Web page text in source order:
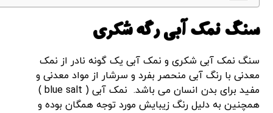
سنگ نمک آبی رگه شکری
سنگ نمک آبی شکری و نمک آبی یک گونه نادر از نمک
معدنی با رنگ آبی منحصر بفرد و سرشار از مواد معدنی و
مفید برای بدن انسان می باشد. نمک آبی ( blue salt )
همچنین به دلیل رنگ زیبایش مورد توجه همگان بوده و